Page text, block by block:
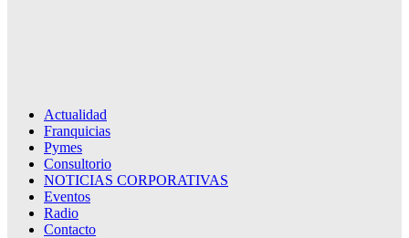
Actualidad
Franquicias
Pymes
Consultorio
NOTICIAS CORPORATIVAS
Eventos
Radio
Contacto